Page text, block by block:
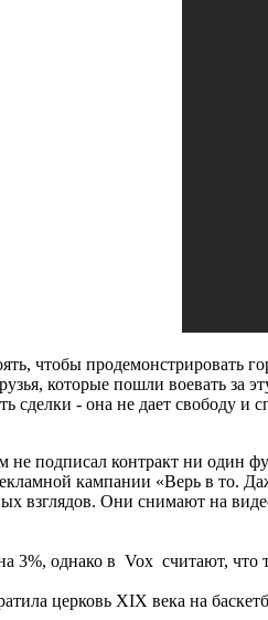
чтобы продемонстрировать
которые пошли воевать за
сделки - она ​​не дает свободу и
не подписал контракт ни один
кампании «Верь в то.
взглядов. Они снимают на
3%, однако в Vox считают, что
церковь XIX века на